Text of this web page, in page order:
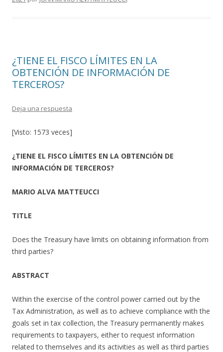
¿TIENE EL FISCO LÍMITES EN LA
OBTENCIÓN DE INFORMACIÓN DE
TERCEROS?
Deja una respuesta
[Visto: 1573 veces]
¿TIENE EL FISCO LÍMITES EN LA OBTENCIÓN DE
INFORMACIÓN DE TERCEROS?
MARIO ALVA MATTEUCCI
TITLE
Does the Treasury have limits on obtaining information from
third parties?
ABSTRACT
Within the exercise of the control power carried out by the
Tax Administration, as well as to achieve compliance with the
goals set in tax collection, the Treasury permanently makes
requirements to taxpayers, either to request information
related to themselves and its activities as well as third parties